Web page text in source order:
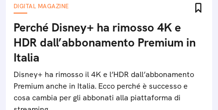
DIGITAL MAGAZINE
Perché Disney+ ha rimosso 4K e
HDR dall’abbonamento Premium in
Italia
Disney+ ha rimosso il 4K e l’HDR dall’abbonamento
Premium anche in Italia. Ecco perché è successo e
cosa cambia per gli abbonati alla piattaforma di